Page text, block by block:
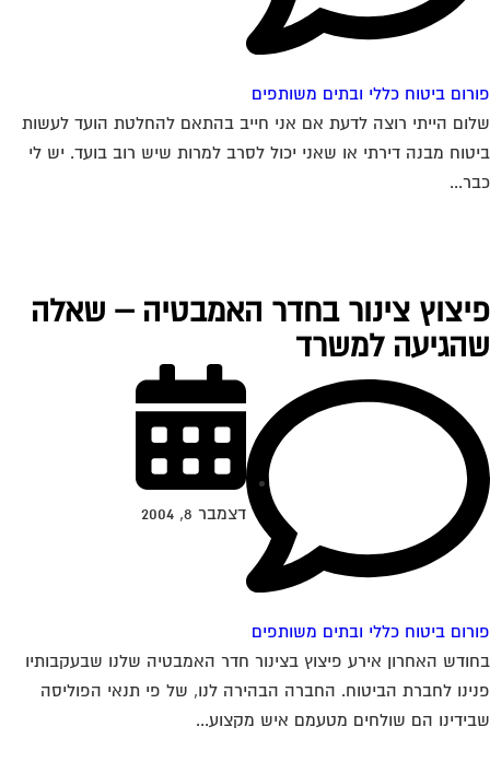
ביטוח כללי ובתים משותפים
הייתי רוצה לדעת אם אני חייב בהתאם להחלטת הועד לעשות
מבנה דירתי או שאני יכול לסרב למרות שיש רוב בועד. יש לי
צינור בחדר האמבטיה – שאלה
למשרד
ביטוח כללי ובתים משותפים
דצמבר 8, 2004
האחרון אירע פיצוץ בצינור חדר האמבטיה שלנו שבעקבותיו
לחברת הביטוח. החברה הבהירה לנו, של פי תנאי הפוליסה
הם שולחים מטעמם איש מקצוע...